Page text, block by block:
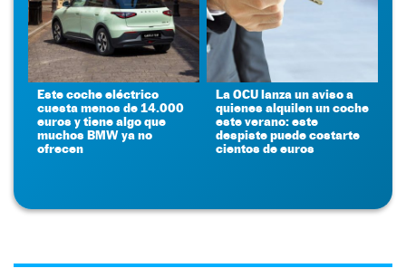
Este coche eléctrico
cuesta menos de 14.000
euros y tiene algo que
muchos BMW ya no
ofrecen
La OCU lanza un aviso a
quienes alquilen un coche
este verano: este
despiste puede costarte
cientos de euros